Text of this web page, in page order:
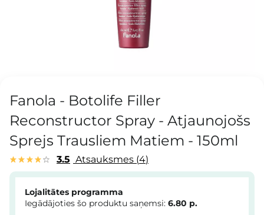
Fanola - Botolife Filler
Reconstructor Spray - Atjaunojošs
Sprejs Trausliem Matiem - 150ml
3.5 Atsauksmes 4
Lojalitātes programma
Iegādājoties šo produktu saņemsi: 6.80 p.